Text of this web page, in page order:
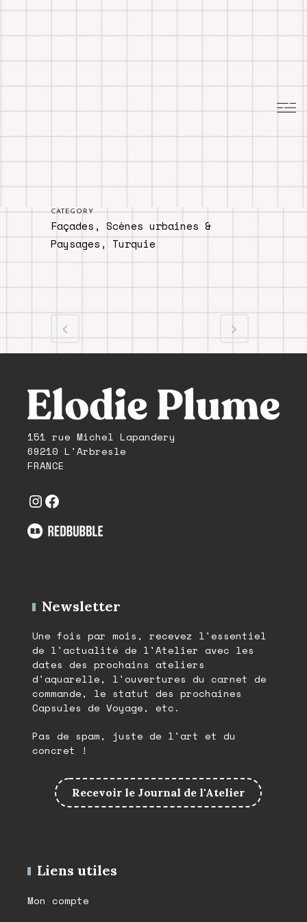
CATEGORY
Façades, Scènes urbaines &
Paysages, Turquie
151 rue Michel Lapandery
69210 L'Arbresle
FRANCE
Instagram Facebook
Newsletter
Une fois par mois, recevez l'essentiel
de l'actualité de l'Atelier avec les
dates des prochains ateliers
d'aquarelle, l'ouvertures du carnet de
commande, le statut des prochaines
Capsules de Voyage, etc.
Pas de spam, juste de l'art et du
concret !
Recevoir le Journal de l'Atelier
Liens utiles
Mon compte